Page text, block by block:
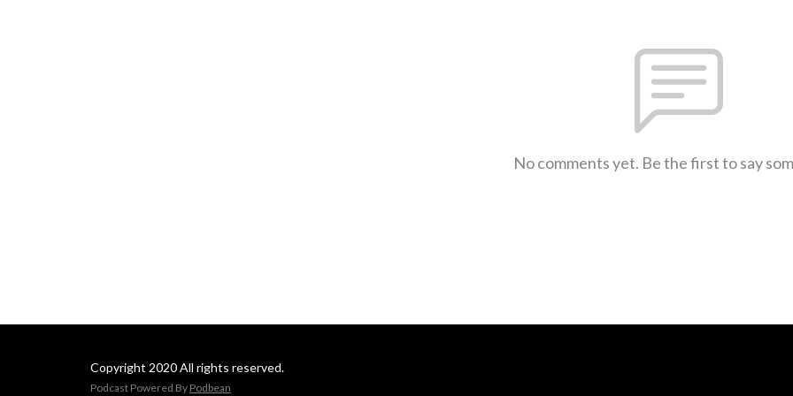
No comments yet. Be the first to say
Copyright 2020 All rights reserved.
Podcast Powered By Podbean